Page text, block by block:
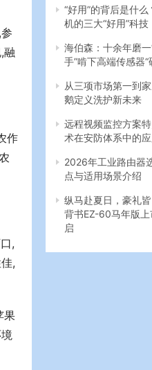
融
作
,
,
果
“好用”的背后是什
机的三大“好用”科技
海伯森：十余年磨一
手”啃下高端传感器“
从三项市场第一到
鹅定义洗护新未来
远程视频监控方案
术在安防体系中的
2026年工业路由器
点与适用场景介绍
纵马赴夏日，豪礼
背书EZ-60马年版
启